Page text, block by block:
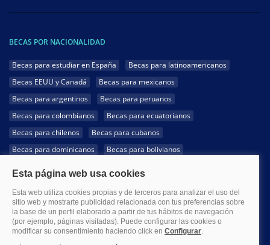
BECAS POR NACIONALIDAD
Becas para estudiar en España
Becas para latinoamericanos
Becas EEUU y Canadá
Becas para mexicanos
Becas para argentinos
Becas para peruanos
Becas para colombianos
Becas para ecuatorianos
Becas para chilenos
Becas para cubanos
Becas para dominicanos
Becas para bolivianos
Becas para hondureños
Becas para paraguayos
Becas para uruguayos
Becas para salvadoreños